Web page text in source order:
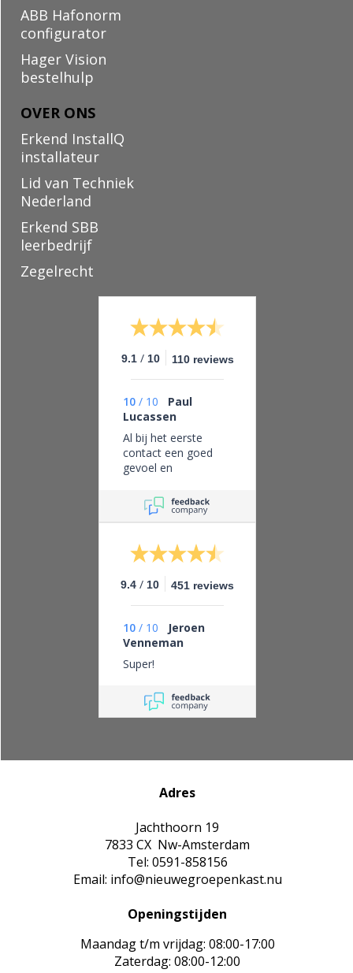
ABB Hafonorm
configurator
Hager Vision
bestelhulp
OVER ONS
Erkend InstallQ
installateur
Lid van Techniek
Nederland
Erkend SBB
leerbedrijf
Zegelrecht
9.1 / 10 110 reviews
10 / 10
Paul
Lucassen
Al bij het eerste
contact een goed
gevoel en
bedrijf, eerlijk zaken
doen en leveren wat
je belooft.
9.4 / 10 451 reviews
10 / 10
Jeroen
Venneman
Super!
Adres
Jachthoorn 19
7833 CX Nw-Amsterdam
Tel: 0591-858156
Email: info@nieuwegroepenkast.nu
Openingstijden
Maandag t/m vrijdag: 08:00-17:00
Zaterdag: 08:00-12:00